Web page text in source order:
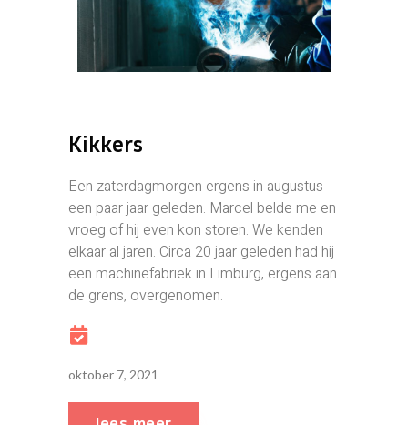
Kikkers
Een zaterdagmorgen ergens in augustus
een paar jaar geleden. Marcel belde me en
vroeg of hij even kon storen. We kenden
elkaar al jaren. Circa 20 jaar geleden had hij
een machinefabriek in Limburg, ergens aan
de grens, overgenomen.
oktober 7, 2021